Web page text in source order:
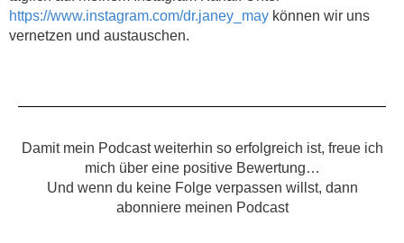
https://www.instagram.com/dr.janey_may können wir uns
vernetzen und austauschen.
Damit mein Podcast weiterhin so erfolgreich ist, freue ich
mich über eine positive Bewertung…
Und wenn du keine Folge verpassen willst, dann
abonniere meinen Podcast